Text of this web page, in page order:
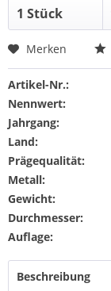
Merken
Artikel-Nr.:
Nennwert:
Jahrgang:
Land:
Prägequalität:
Metall:
Gewicht:
Durchmesser:
Auflage:
Beschreibung